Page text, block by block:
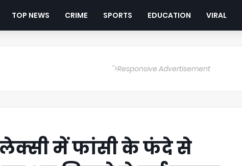
TOP NEWS CRIME SPORTS EDUCATION VIRAL
">Responsive Advertisement
में फांसी के फंदे से